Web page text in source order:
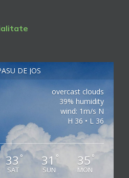
DE JOS
overcast clouds
39% humidity
wind: 1m/s N
H 36 • L 36
33°
SAT
31 °
SUN
35 °
MON